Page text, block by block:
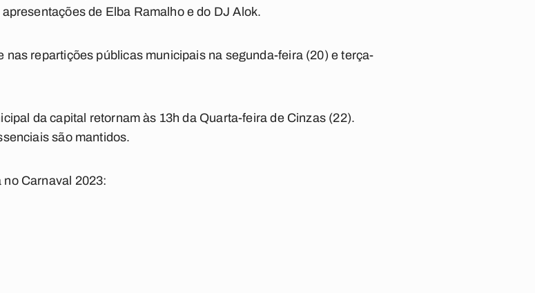
de Elba Ramalho e do DJ Alok.
repartições públicas municipais na segunda-feira (20) e terça-
da capital retornam às 13h da Quarta-feira de Cinzas (22).
são mantidos.
Carnaval 2023: